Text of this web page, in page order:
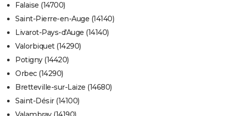
Falaise (14700)
Saint-Pierre-en-Auge (14140)
Livarot-Pays-d'Auge (14140)
Valorbiquet (14290)
Potigny (14420)
Orbec (14290)
Bretteville-sur-Laize (14680)
Saint-Désir (14100)